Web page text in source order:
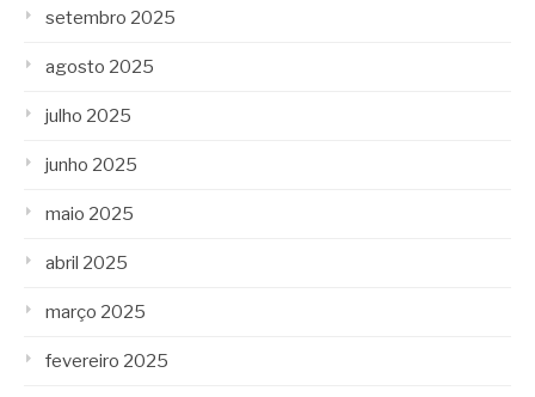
setembro 2025
agosto 2025
julho 2025
junho 2025
maio 2025
abril 2025
março 2025
fevereiro 2025